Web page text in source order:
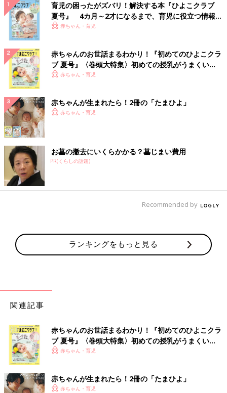
家族全員同時にダウンしたことはこれが初めてに近かったので、
とても大変でした。
おまけに胃腸炎にあまりなったことがなかったので、とても辛か
育児の困ったがズバリ！解決する本『ひよこクラブ
夏号』 4カ月～2才になるまで、育児に役立つ情報が
いっぱい！
赤ちゃん・育児
赤ちゃんのお世話まるわかり！『初めてのひよこクラ
ブ 夏号』〈巻頭大特集〉初めての授乳がうまくい
く！ おっぱい・ミルクの基本と夏のトラブル 解決テ
赤ちゃん・育児
赤ちゃんが生まれたら！2冊の「たまひよ」
赤ちゃん・育児
お墓の撤去にいくらかかる？墓じまい費用
PR(くらしの話題)
Recommended by
ランキングをもっと見る
関連記事
赤ちゃんのお世話まるわかり！『初めてのひよこクラ
ブ 夏号』〈巻頭大特集〉初めての授乳がうまくい
く！ おっぱい・ミルクの基本と夏のトラブル 解決テ
赤ちゃん・育児
赤ちゃんが生まれたら！2冊の「たまひよ」
赤ちゃん・育児